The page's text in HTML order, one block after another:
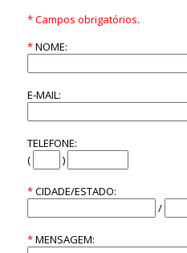
* Campos obrigatórios.
*NOME:
E-MAIL:
TELEFONE:
(
)
*CIDADE/ESTADO:
/
*MENSAGEM: